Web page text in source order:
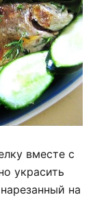
вместе с
украсить
на